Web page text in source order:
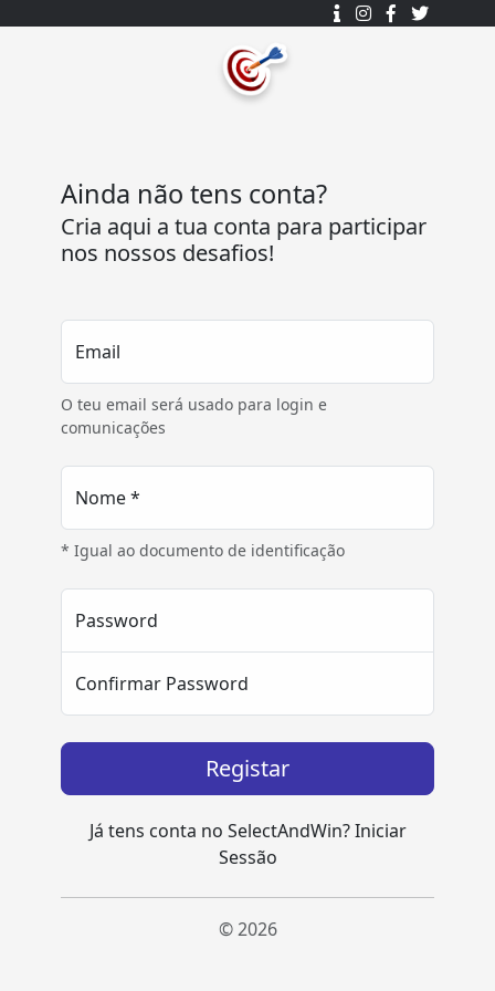
Ainda não tens conta?
Cria aqui a tua conta para participar
nos nossos desafios!
Email
O teu email será usado para login e
comunicações
Nome *
* Igual ao documento de identificação
Password
Confirmar Password
Registar
Já tens conta no SelectAndWin?Iniciar
Sessão
© 2026
7Log - Sistemas de Informação Lda..
© 2015 - 2025
Todos os direitos reservados.
Home
Passatempos
Perguntas Frequentes
Contactos